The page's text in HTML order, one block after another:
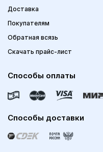
Доставка
Покупателям
Обратная всязь
Скачать прайс-лист
Способы оплаты
Способы доставки